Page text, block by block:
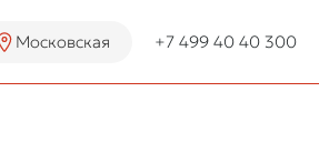
Московская +7 499 40 40 300